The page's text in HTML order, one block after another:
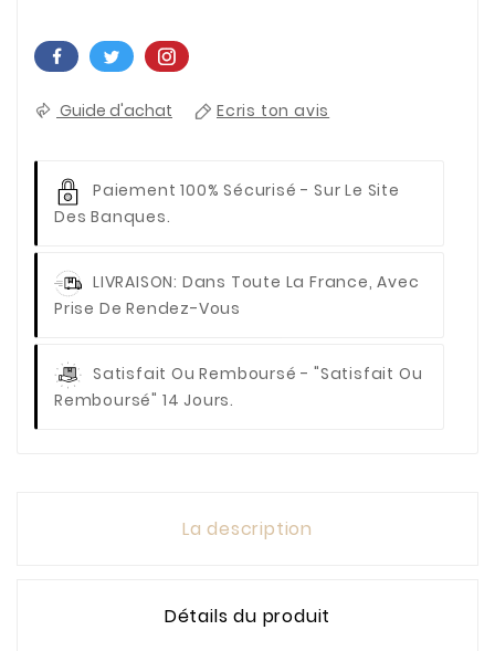
Guide d'achat Ecris ton avis
Paiement 100% Sécurisé - Sur Le Site
Des Banques.
LIVRAISON: Dans Toute La France, Avec
Prise De Rendez-Vous
Satisfait Ou Remboursé- "Satisfait Ou
Remboursé" 14 Jours.
La description
Détails du produit